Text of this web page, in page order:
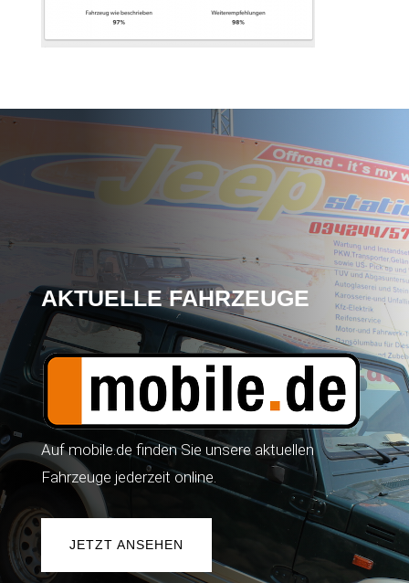
AKTUELLE FAHRZEUGE
Auf mobile.de finden Sie unsere aktuellen
Fahrzeuge jederzeit online.
JETZT ANSEHEN